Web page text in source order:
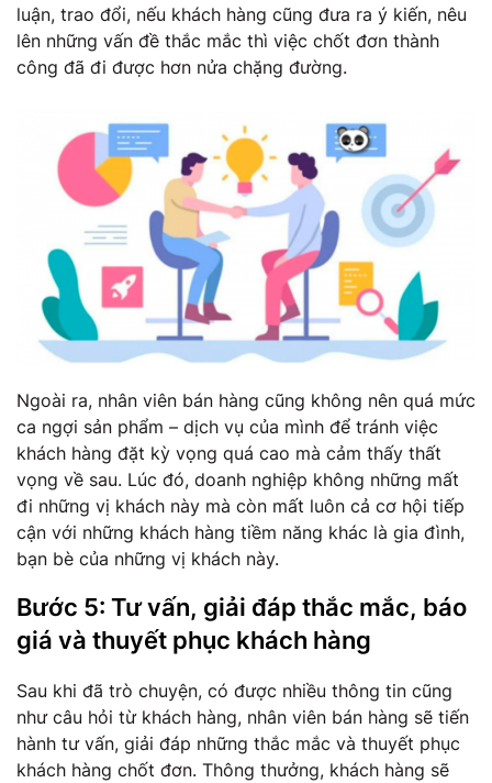
luận, trao đổi, nếu khách hàng cũng đưa ra ý kiến, nêu
lên những vấn đề thắc mắc thì việc chốt đơn thành
công đã đi được hơn nửa chặng đường.
Ngoài ra, nhân viên bán hàng cũng không nên quá mức
ca ngợi sản phẩm – dịch vụ của mình để tránh việc
khách hàng đặt kỳ vọng quá cao mà cảm thấy thất
vọng về sau. Lúc đó, doanh nghiệp không những mất
đi những vị khách này mà còn mất luôn cả cơ hội tiếp
cận với những khách hàng tiềm năng khác là gia đình,
bạn bè của những vị khách này.
Bước 5: Tư vấn, giải đáp thắc mắc, báo
giá và thuyết phục khách hàng
Sau khi đã trò chuyện, có được nhiều thông tin cũng
như câu hỏi từ khách hàng, nhân viên bán hàng sẽ tiến
hành tư vấn, giải đáp những thắc mắc và thuyết phục
khách hàng chốt đơn. Thông thưởng, khách hàng sẽ